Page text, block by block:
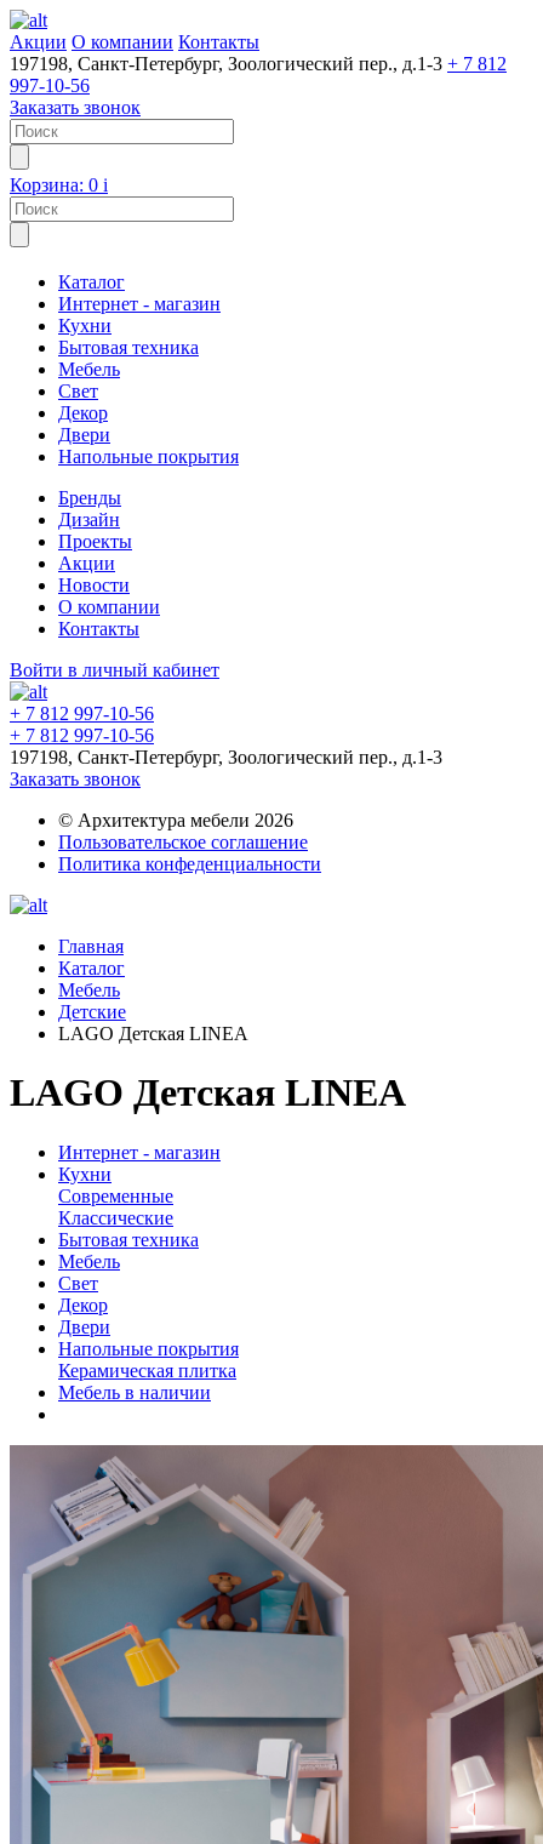
Акции О компании Контакты
197198, Санкт-Петербург, Зоологический пер., д.1-3 + 7 812
997-10-56
Заказать звонок
Корзина: 0 i
Каталог
Интернет - магазин
Кухни
Бытовая техника
Мебель
Свет
Декор
Двери
Напольные покрытия
Бренды
Дизайн
Проекты
Акции
Новости
О компании
Контакты
Войти в личный кабинет
+ 7 812 997-10-56
+ 7 812 997-10-56
197198, Санкт-Петербург, Зоологический пер., д.1-3
Заказать звонок
© Архитектура мебели 2026
Пользовательское соглашение
Политика конфеденциальности
Главная
Каталог
Мебель
Детские
LAGO Детская LINEA
LAGO Детская LINEA
Интернет - магазин
Кухни
Современные
Классические
Бытовая техника
Мебель
Свет
Декор
Двери
Напольные покрытия
Керамическая плитка
Мебель в наличии